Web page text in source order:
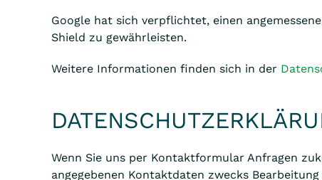
Google hat sich verpflichtet, einen
Shield zu gewährleisten.
Weitere Informationen finden sich in der
Wenn Sie uns per Kontaktformular Anfragen
angegebenen Kontaktdaten zwecks